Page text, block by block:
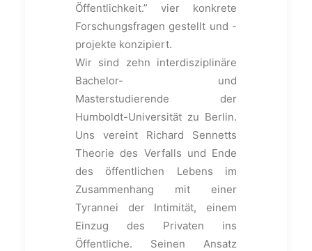
Öffentlichkeit.” vier konkrete
Forschungsfragen gestellt und -
projekte konzipiert.
Wir sind zehn interdisziplinäre
Bachelor- und
Masterstudierende der
Humboldt-Universität zu Berlin.
Uns vereint Richard Sennetts
Theorie des Verfalls und Ende
des öffentlichen Lebens im
Zusammenhang mit einer
Tyrannei der Intimität, einem
Einzug des Privaten ins
Öffentliche. Seinen Ansatz